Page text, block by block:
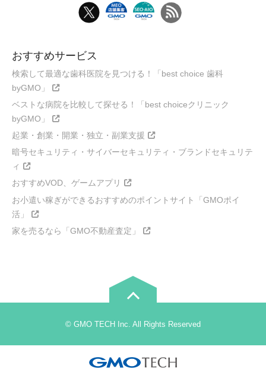
おすすめサービス
検索して最適な歯科医院を見つける！「best choice 歯科
byGMO」
ベストな病院を比較して探せる！「best choiceクリニック
byGMO」
起業・創業・開業・独立・副業支援
暗号セキュリティ・サイバーセキュリティ・ブランドセキュリテ
ィ
おすすめVOD、ゲームアプリ
お小遣い稼ぎができるおすすめのポイントサイト「GMOポイ
活」
家を売るなら「GMO不動産査定」
© GMO TECH Inc. All Rights Reserved